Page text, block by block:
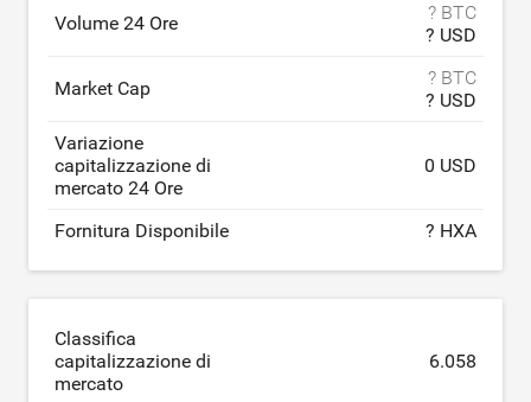
Volume 24 Ore
? BTC
? USD
Market Cap
? BTC
? USD
Variazione
capitalizzazione di
mercato 24 Ore
0 USD
Fornitura Disponibile ? HXA
Classifica
capitalizzazione di
mercato
6.058